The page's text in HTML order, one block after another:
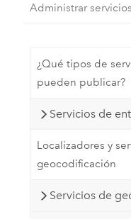
Administrar servicios
¿Qué tipos de
pueden publicar?
Servicios de
Localizadores y
geocodificación
Servicios de